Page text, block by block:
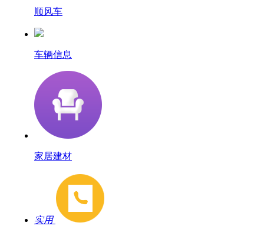
顺风车
车辆信息
家居建材
实用